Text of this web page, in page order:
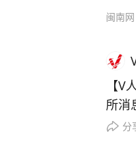
闽南网
【
所消
岁。 冯百芳是我国肝炎免疫学检验和乙肝疫苗接种事业的先
分